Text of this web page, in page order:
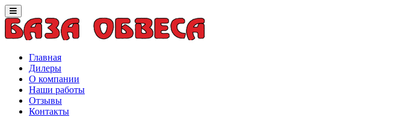
Toggle
navigation
Главная
Дилеры
О компании
Наши работы
Отзывы
Контакты